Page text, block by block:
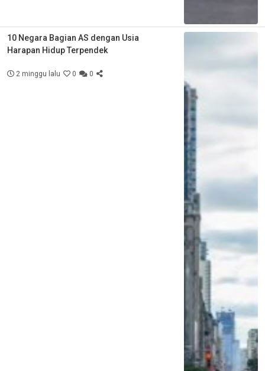
10 Negara Bagian AS dengan Usia
Harapan Hidup Terpendek
2 minggu lalu 0 0